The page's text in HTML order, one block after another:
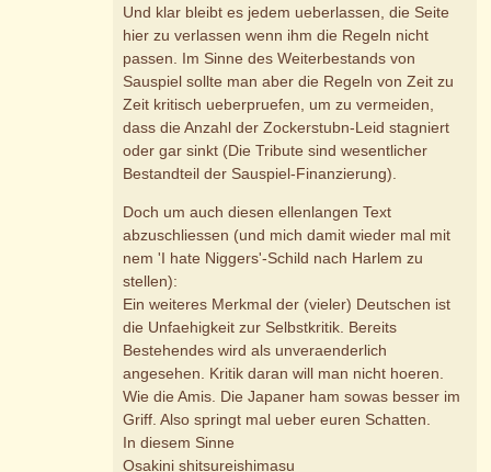
Und klar bleibt es jedem ueberlassen, die Seite
hier zu verlassen wenn ihm die Regeln nicht
passen. Im Sinne des Weiterbestands von
Sauspiel sollte man aber die Regeln von Zeit zu
Zeit kritisch ueberpruefen, um zu vermeiden,
dass die Anzahl der Zockerstubn-Leid stagniert
oder gar sinkt (Die Tribute sind wesentlicher
Bestandteil der Sauspiel-Finanzierung).
Doch um auch diesen ellenlangen Text
abzuschliessen (und mich damit wieder mal mit
nem 'I hate Niggers'-Schild nach Harlem zu
stellen):
Ein weiteres Merkmal der (vieler) Deutschen ist
die Unfaehigkeit zur Selbstkritik. Bereits
Bestehendes wird als unveraenderlich
angesehen. Kritik daran will man nicht hoeren.
Wie die Amis. Die Japaner ham sowas besser im
Griff. Also springt mal ueber euren Schatten.
In diesem Sinne
Osakini shitsureishimasu